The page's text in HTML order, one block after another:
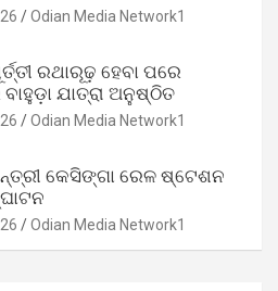
Odian Media Network1
ରଥାରୂଢ଼ ହେବା ପରେ
ବାହୁଡ଼ା ଯାତ୍ରା ଅନୁଷ୍ଠିତ
Odian Media Network1
କେସିଙ୍ଗା ରେଳ ଷ୍ଟେଶନ
Odian Media Network1